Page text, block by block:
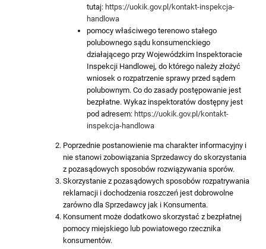
tutaj: https://uokik.gov.pl/kontakt-inspekcja-
handlowa
pomocy właściwego terenowo stałego
polubownego sądu konsumenckiego
działającego przy Wojewódzkim Inspektoracie
Inspekcji Handlowej, do którego należy złożyć
wniosek o rozpatrzenie sprawy przed sądem
polubownym. Co do zasady postępowanie jest
bezpłatne. Wykaz inspektoratów dostępny jest
pod adresem: https://uokik.gov.pl/kontakt-
inspekcja-handlowa
Poprzednie postanowienie ma charakter informacyjny i
nie stanowi zobowiązania Sprzedawcy do skorzystania
z pozasądowych sposobów rozwiązywania sporów.
Skorzystanie z pozasądowych sposobów rozpatrywania
reklamacji i dochodzenia roszczeń jest dobrowolne
zarówno dla Sprzedawcy jak i Konsumenta.
Konsument może dodatkowo skorzystać z bezpłatnej
pomocy miejskiego lub powiatowego rzecznika
konsumentów.